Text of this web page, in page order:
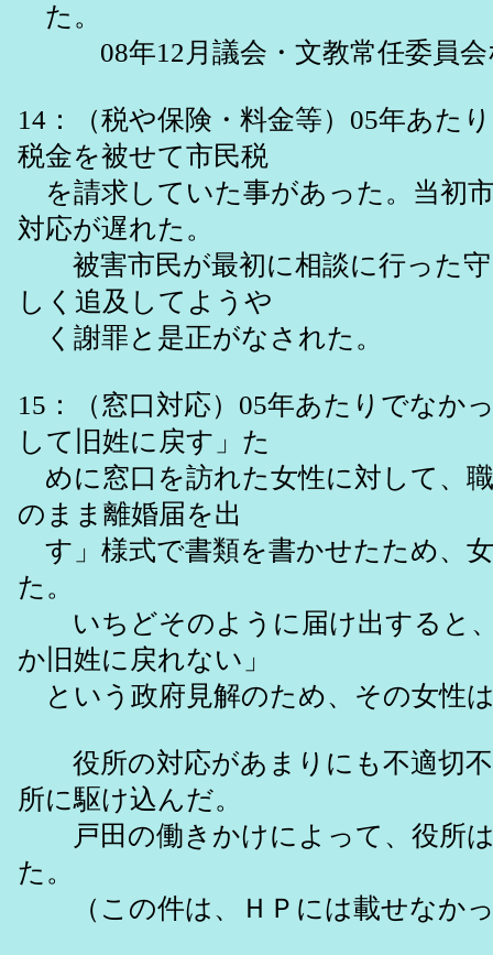
た。
08年12月議会・文教常任委員会
14：（税や保険・料金等）05年あた
税金を被せて市民税
を請求していた事があった。当初
対応が遅れた。
被害市民が最初に相談に行った守
しく追及してようや
く謝罪と是正がなされた。
15：（窓口対応）05年あたりでなか
して旧姓に戻す」た
めに窓口を訪れた女性に対して、
のまま離婚届を出
す」様式で書類を書かせたため、
た。
いちどそのように届け出すると、
か旧姓に戻れない」
という政府見解のため、その女性
役所の対応があまりにも不適切不
所に駆け込んだ。
戸田の働きかけによって、役所は
た。
（この件は、ＨＰには載せなか